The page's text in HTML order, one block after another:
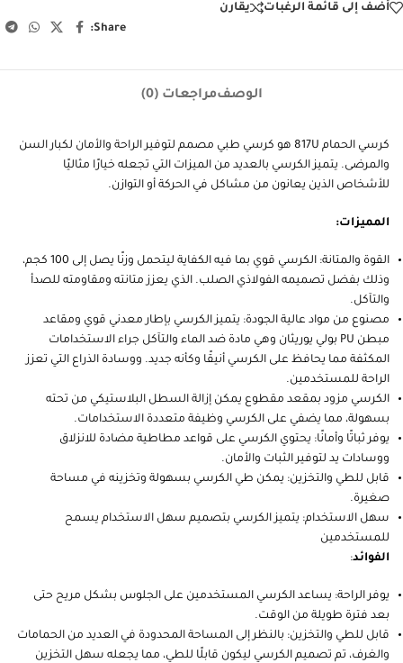
أضف إلى قائمة الرغبات
يقارن
Share:
الوصفمراجعات (0)
كرسي الحمام 817U هو كرسي طبي مصمم لتوفير الراحة والأمان لكبار السن
والمرضى. يتميز الكرسي بالعديد من الميزات التي تجعله خيارًا مثاليًا
للأشخاص الذين يعانون من مشاكل في الحركة أو التوازن.
المميزات:
القوة والمتانة: الكرسي قوي بما فيه الكفاية ليتحمل وزنًا يصل إلى 100 كجم،
وذلك بفضل تصميمه الفولاذي الصلب. الذي يعزز متانته ومقاومته للصدأ
والتآكل.
مصنوع من مواد عالية الجودة: يتميز الكرسي بإطار معدني قوي ومقاعد
مبطن PU بولي يوريثان وهي مادة ضد الماء والتآكل جراء الاستخدامات
المكثفة مما يحافظ على الكرسي أنيقًا وكأنه جديد. ووسادة الذراع التي تعزز
الراحة للمستخدمين.
الكرسي مزود بمقعد مقطوع يمكن إزالة السطل البلاستيكي من تحته
بسهولة، مما يضفي على الكرسي وظيفة متعددة الاستخدامات.
يوفر ثباتًا وأمانًا: يحتوي الكرسي على قواعد مطاطية مضادة للانزلاق
ووسادات يد لتوفير الثبات والأمان.
قابل للطي والتخزين: يمكن طي الكرسي بسهولة وتخزينه في مساحة
صغيرة.
سهل الاستخدام: يتميز الكرسي بتصميم سهل الاستخدام يسمح
للمستخدمين
الفوائد:
يوفر الراحة: يساعد الكرسي المستخدمين على الجلوس بشكل مريح حتى
بعد فترة طويلة من الوقت.
قابل للطي والتخزين: بالنظر إلى المساحة المحدودة في العديد من الحمامات
والغرف، تم تصميم الكرسي ليكون قابلًا للطي، مما يجعله سهل التخزين